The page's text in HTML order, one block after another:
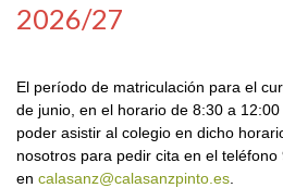
2026/27
El período de matriculación para el
de junio, en el horario de 8:30 a
poder asistir al colegio en dicho
nosotros para pedir cita en el
en calasanz@calasanzpinto.es